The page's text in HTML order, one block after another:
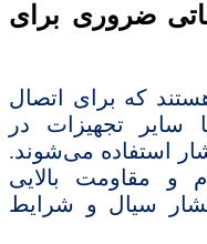
ضروری برای
که برای اتصال
سایر تجهیزات در
استفاده می‌شوند.
و مقاومت بالایی
فشار سیال و شرایط